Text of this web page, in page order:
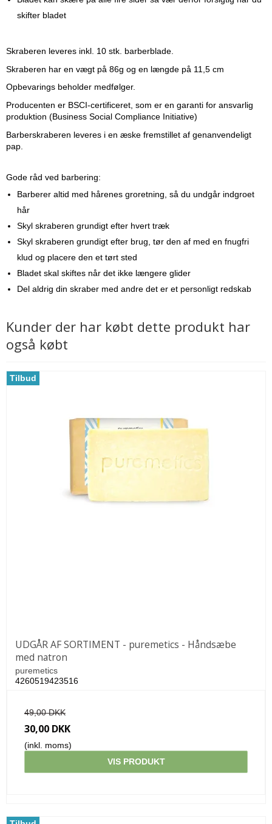
skifter bladet
Skraberen leveres inkl. 10 stk. barberblade.
Skraberen har en vægt på 86g og en længde på 11,5 cm
Opbevarings beholder medfølger.
Producenten er BSCI-certificeret, som er en garanti for ansvarlig
produktion (Business Social Compliance Initiative)
Barberskraberen leveres i en æske fremstillet af genanvendeligt
pap.
Gode råd ved barbering:
Barberer altid med hårenes groretning, så du undgår indgroet
hår
Skyl skraberen grundigt efter hvert træk
Skyl skraberen grundigt efter brug, tør den af med en fnugfri
klud og placere den et tørt sted
Bladet skal skiftes når det ikke længere glider
Del aldrig din skraber med andre det er et personligt redskab
Kunder der har købt dette produkt har
også købt
Tilbud
UDGÅR AF SORTIMENT - puremetics - Håndsæbe
med natron
puremetics
4260519423516
49,00 DKK
30,00 DKK
(inkl. moms)
VIS PRODUKT